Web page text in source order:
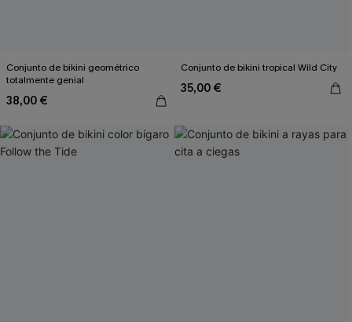
Conjunto de bikini geométrico
totalmente genial
38,00 €
Conjunto de bikini tropical Wild City
35,00 €